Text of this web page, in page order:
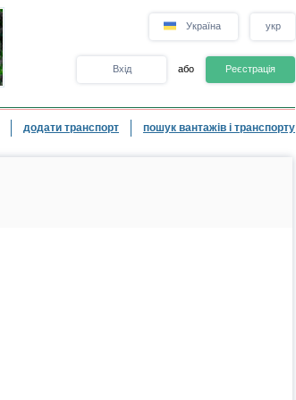
Україна укр
Вхід або Реєстрація
додати транспорт пошук вантажів і транспорту